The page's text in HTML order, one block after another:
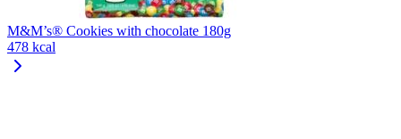
M&M’s® Cookies with chocolate 180g
478 kcal